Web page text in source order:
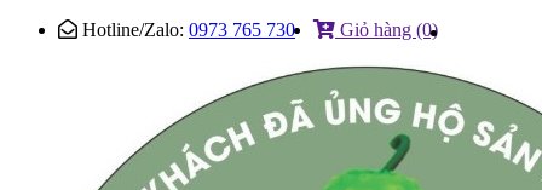
Hotline/Zalo: 0973 765 730 Giỏ hàng (0)